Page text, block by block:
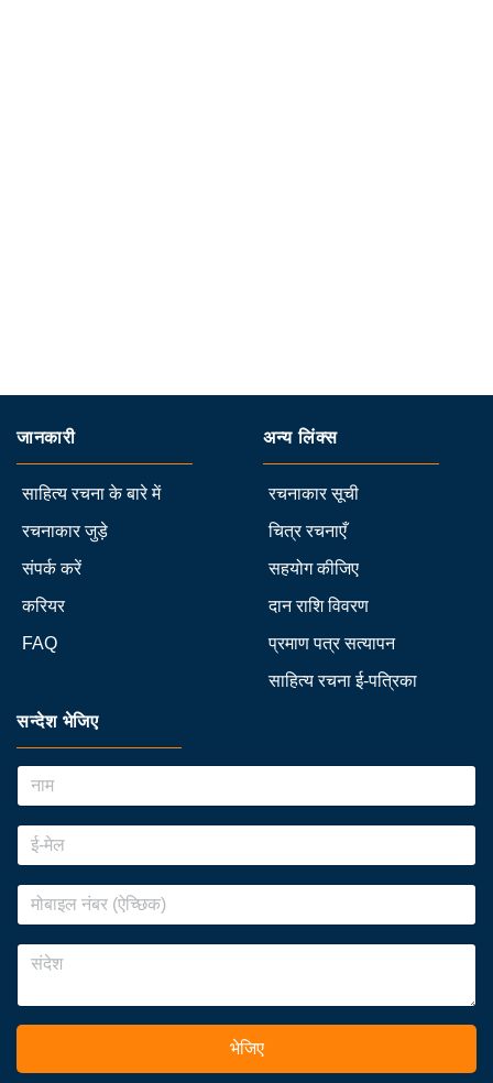
जानकारी
साहित्य रचना के बारे में
रचनाकार जुड़े
संपर्क करें
करियर
FAQ
अन्य लिंक्स
रचनाकार सूची
चित्र रचनाएँ
सहयोग कीजिए
दान राशि विवरण
प्रमाण पत्र सत्यापन
साहित्य रचना ई-पत्रिका
सन्देश भेजिए
भेजिए